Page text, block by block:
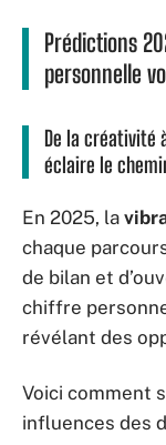
Prédictions
personnelle
De la créativité
éclaire le
En 2025, la
chaque
de bilan et
chiffre
révélant des
Voici comment
influences des